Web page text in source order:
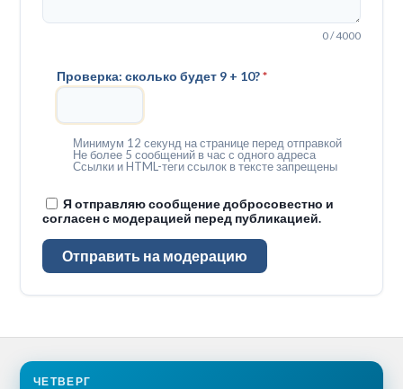
0 / 4000
Проверка: сколько будет 9 + 10?*
Минимум 12 секунд на странице перед отправкой
Не более 5 сообщений в час с одного адреса
Ссылки и HTML-теги ссылок в тексте запрещены
Я отправляю сообщение добросовестно и
согласен с модерацией перед публикацией.
Отправить на модерацию
ЧЕТВЕРГ